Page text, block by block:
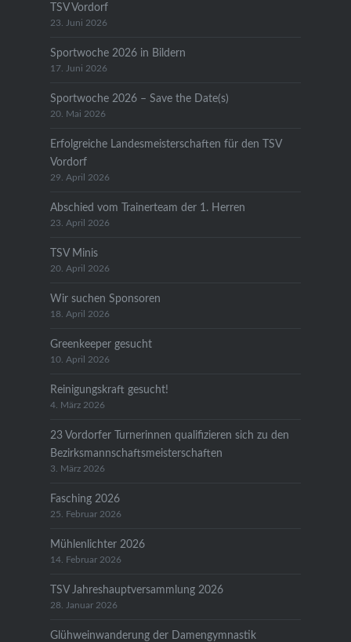
TSV Vordorf
23. Juni 2026
Sportwoche 2026 in Bildern
17. Juni 2026
Sportwoche 2026 – Save the Date(s)
20. Mai 2026
Erfolgreiche Landesmeisterschaften für den TSV
Vordorf
29. April 2026
Abschied vom Trainerteam der 1. Herren
23. April 2026
TSV Minis
20. April 2026
Wir suchen Sponsoren
18. April 2026
Greenkeeper gesucht
10. April 2026
Reinigungskraft gesucht!
4. März 2026
23 Vordorfer Turnerinnen qualifizieren sich zu den
Bezirksmannschaftsmeisterschaften
3. März 2026
Fasching 2026
25. Februar 2026
Mühlenlichter 2026
14. Februar 2026
TSV Jahreshauptversammlung 2026
28. Januar 2026
Glühweinwanderung der Damengymnastik